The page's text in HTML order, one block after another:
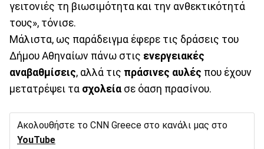
γειτονιές τη βιωσιμότητα και την ανθεκτικότητά
τους», τόνισε.
Μάλιστα, ως παράδειγμα έφερε τις δράσεις του
Δήμου Αθηναίων πάνω στις ενεργειακές
αναβαθμίσεις, αλλά τις πράσινες αυλές που έχουν
μετατρέψει τα σχολεία σε όαση πρασίνου.
Ακολουθήστε το CNN Greece στο κανάλι μας στο
YouTube